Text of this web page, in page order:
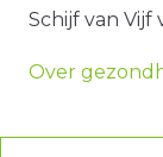
Schijf van
Over